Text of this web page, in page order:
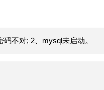
不对; 2、mysql未启动。